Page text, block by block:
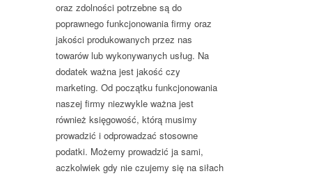
oraz zdolności potrzebne są do
poprawnego funkcjonowania firmy oraz
jakości produkowanych przez nas
towarów lub wykonywanych usług. Na
dodatek ważna jest jakość czy
marketing. Od początku funkcjonowania
naszej firmy niezwykle ważna jest
również księgowość, którą musimy
prowadzić i odprowadzać stosowne
podatki. Możemy prowadzić ja sami,
aczkolwiek gdy nie czujemy się na siłach